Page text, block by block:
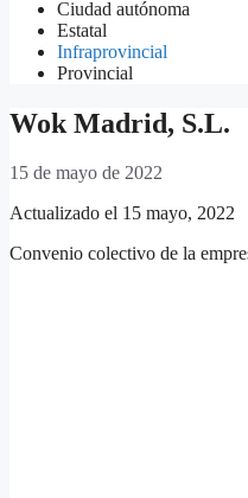
Ciudad autónoma
Estatal
Infraprovincial
Provincial
Wok Madrid, S.L.
15 de mayo de 2022
Actualizado el 15 mayo, 2022
Convenio colectivo de la